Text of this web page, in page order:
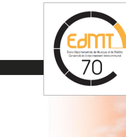
Cookies management panel